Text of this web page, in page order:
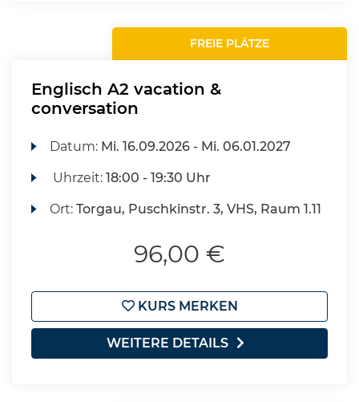
FREIE PLÄTZE
Englisch A2 vacation &
conversation
Datum: Mi. 16.09.2026 - Mi. 06.01.2027
Uhrzeit:18:00 - 19:30 Uhr
Ort:Torgau, Puschkinstr. 3, VHS, Raum 1.11
96,00 €
KURS MERKEN
WEITERE DETAILS